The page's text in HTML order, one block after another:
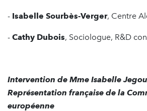
- Isabelle Sourbès-Verger, Centre
- Cathy Dubois, Sociologue, R&D
Intervention de Mme Isabelle
Représentation française de la
européenne